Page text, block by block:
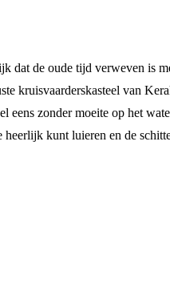
dat de oude tijd verweven is
kruisvaarderskasteel van
eens zonder moeite op het
kunt luieren en de